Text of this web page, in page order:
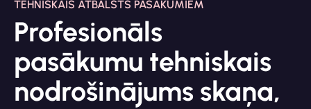
TEHNISKAIS ATBALSTS PASĀKUMIEM
Profesionāls
pasākumu tehniskais
nodrošinājums skaņa,